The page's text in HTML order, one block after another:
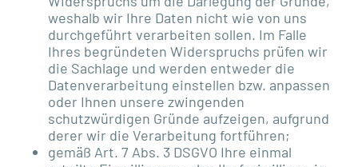
weshalb wir Ihre Daten nicht wie von uns
durchgeführt verarbeiten sollen. Im Falle
Ihres begründeten Widerspruchs prüfen wir
die Sachlage und werden entweder die
Datenverarbeitung einstellen bzw. anpassen
oder Ihnen unsere zwingenden
schutzwürdigen Gründe aufzeigen, aufgrund
derer wir die Verarbeitung fortführen;
gemäß Art. 7 Abs. 3 DSGVO Ihre einmal